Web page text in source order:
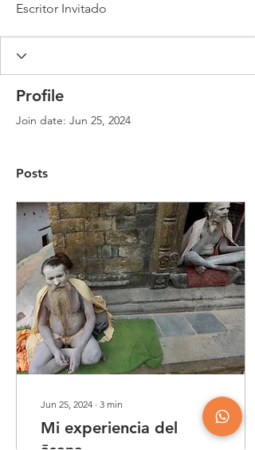
Escritor Invitado
Profile
Join date: Jun 25, 2024
Posts
Jun 25, 2024 ∙ 3 min
Mi experiencia del